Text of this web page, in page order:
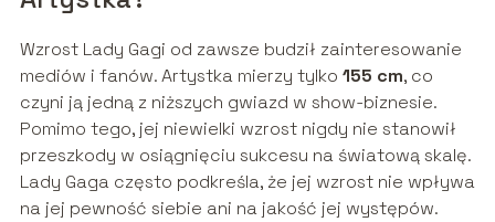
Wzrost Lady Gagi od zawsze budził zainteresowanie
mediów i fanów. Artystka mierzy tylko 155 cm, co
czyni ją jedną z niższych gwiazd w show-biznesie.
Pomimo tego, jej niewielki wzrost nigdy nie stanowił
przeszkody w osiągnięciu sukcesu na światową skalę.
Lady Gaga często podkreśla, że jej wzrost nie wpływa
na jej pewność siebie ani na jakość jej występów.